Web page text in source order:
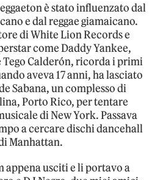
è stato influenzato dal
e dal reggae giamaicano.
di White Lion Records e
come Daddy Yankee,
Tego Calderón, ricorda i primi
aveva 17 anni, ha lasciato
Sabana, un complesso di
Porto Rico, per tentare
di New York. Passava
a cercare dischi dancehall
Manhattan.
appena usciti e li portavo a